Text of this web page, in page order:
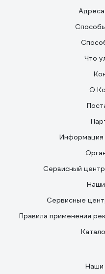
Адреса
Что
О
Информация
Сервисный
Наши
Сервисные
Правила применения
Наши